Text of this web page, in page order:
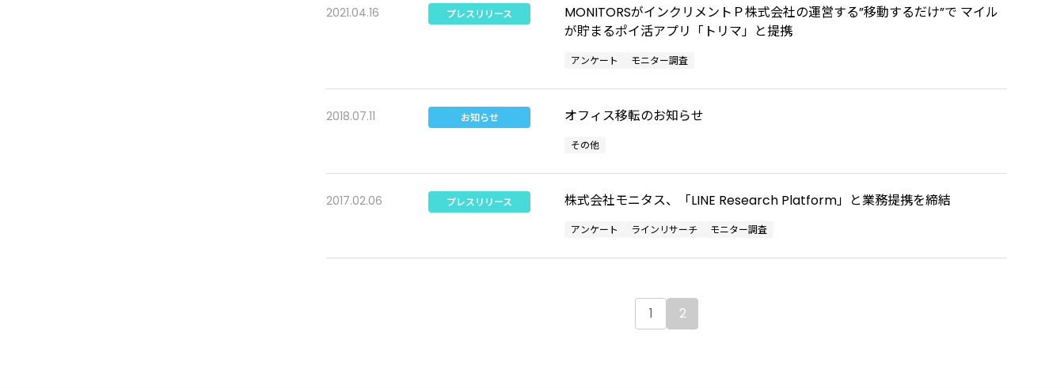
2021.04.16 プレスリリース
MONITORSがインクリメントＰ株式会社の運営する”移動するだけ”で マイル
が貯まるポイ活アプリ「トリマ」と提携
アンケート モニター調査
2018.07.11 お知らせ オフィス移転のお知らせ
その他
2017.02.06 プレスリリース 株式会社モニタス、「LINE Research Platform」と業務提携を締結
アンケート ラインリサーチ モニター調査
1 2